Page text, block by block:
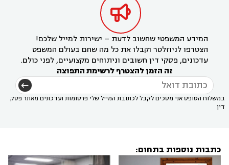

המידע המשפטי שחשוב לדעת – ישירות למייל שלכם!
הצטרפו לניוזלטר וקבלו את כל מה שחם בעולם המשפט
עדכונים, פסקי דין חשובים וניתוחים מקצועיים, לפני כולם.
זה הזמן להצטרף לרשימת התפוצה
במשלוח הטופס אני מסכים לקבל לכתובת המייל שלי פרסומות ועדכונים מאתר פסק
דין
כתבות נוספות בתחום: